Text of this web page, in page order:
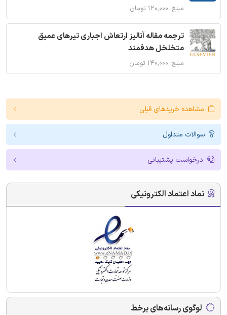
مبلغ: ۱۲۰,۰۰۰ تومان
ترجمه مقاله آنالیز ارتعاش اجباری تیرهای عمیق
متخلخل هدفمند
مبلغ: ۱۴۰,۰۰۰ تومان
مشاهده خریدهای قبلی
سوالات متداول
درخواست پشتیبانی
نماد اعتماد الکترونیکی
لوگوی رسانه‌های برخط